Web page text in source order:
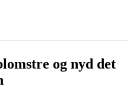
og nyd det